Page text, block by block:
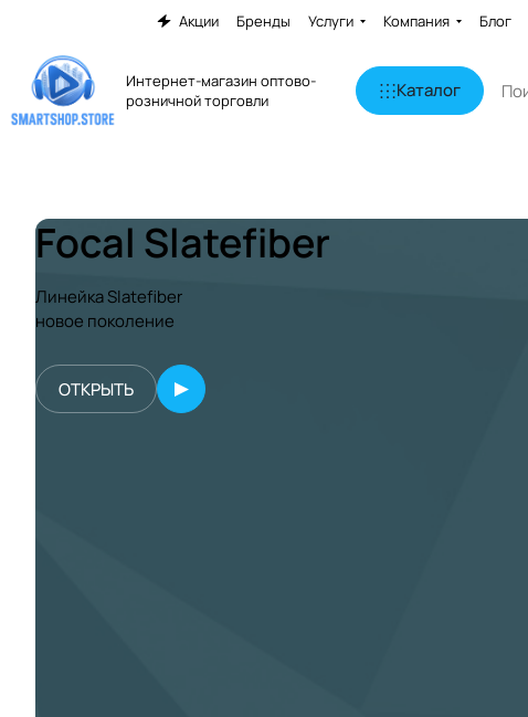
Акции Бренды Услуги Компания Блог
Интернет-магазин оптово-
розничной торговли
Каталог
Focal Slatefiber
Линейка Slatefiber
новое поколение
ОТКРЫТЬ